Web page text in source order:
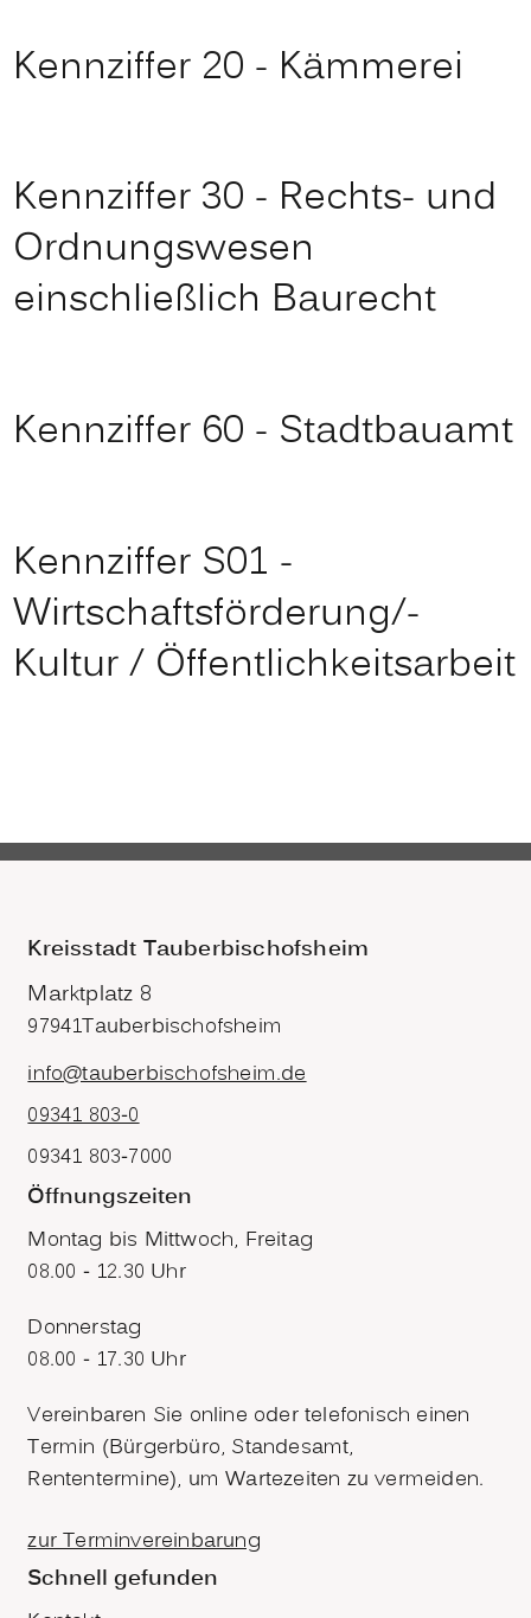
Kennziffer 20 - Kämmerei
Kennziffer 30 - Rechts- und
Ordnungswesen
einschließlich Baurecht
Kennziffer 60 - Stadtbauamt
Kennziffer S01 -
Wirtschaftsförderung/-
Kultur / Öffentlichkeitsarbeit
Kreisstadt Tauberbischofsheim
Marktplatz 8
97941Tauberbischofsheim
info@tauberbischofsheim.de
09341 803-0
09341 803-7000
Öffnungszeiten
Montag bis Mittwoch, Freitag
08.00 - 12.30 Uhr
Donnerstag
08.00 - 17.30 Uhr
Vereinbaren Sie online oder telefonisch einen
Termin (Bürgerbüro, Standesamt,
Rententermine), um Wartezeiten zu vermeiden.
zur Terminvereinbarung
Schnell gefunden